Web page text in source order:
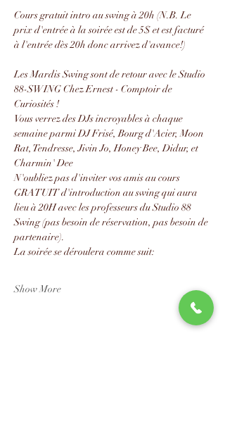
Cours gratuit intro au swing à 20h (N.B. Le
prix d'entrée à la soirée est de 5$ et est facturé
à l'entrée dès 20h donc arrivez d'avance!)
Les Mardis Swing sont de retour avec le Studio
88-SWING Chez Ernest - Comptoir de
Curiosités !
Vous verrez des DJs incroyables à chaque
semaine parmi DJ Frisé, Bourg d'Acier, Moon
Rat, Tendresse, Jivin Jo, Honey Bee, Didur, et
Charmin' Dee
N'oubliez pas d'inviter vos amis au cours
GRATUIT d'introduction au swing qui aura
lieu à 20H avec les professeurs du Studio 88
Swing (pas besoin de réservation, pas besoin de
partenaire).
La soirée se déroulera comme suit:
Show More